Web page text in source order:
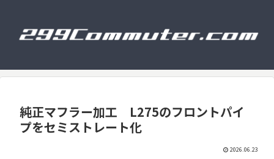
純正マフラー加工 L275のフロントパイ
プをセミストレート化
2026.06.23